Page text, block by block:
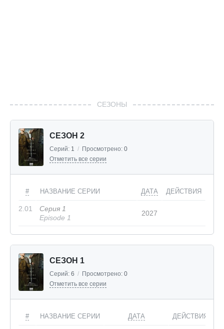
СЕЗОНЫ
СЕЗОН 2
Серий: 1 / Просмотрено: 0
Отметить все серии
# НАЗВАНИЕ СЕРИИ ДАТА ДЕЙСТВИЯ
2.01
Серия 1
Episode 1
2027
СЕЗОН 1
Серий: 6 / Просмотрено: 0
Отметить все серии
# НАЗВАНИЕ СЕРИИ ДАТА ДЕЙСТВИЯ